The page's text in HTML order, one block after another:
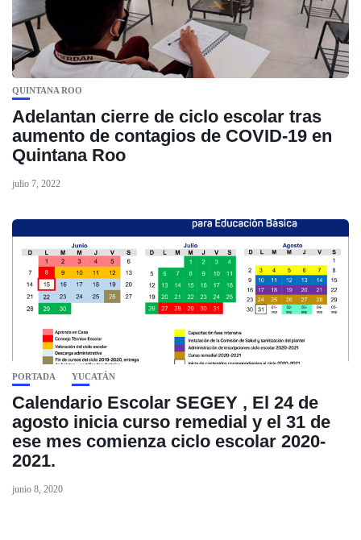
QUINTANA ROO
Adelantan cierre de ciclo escolar tras
aumento de contagios de COVID-19 en
Quintana Roo
julio 7, 2022
PORTADA YUCATÁN
Calendario Escolar SEGEY , El 24 de
agosto inicia curso remedial y el 31 de
ese mes comienza ciclo escolar 2020-
2021.
junio 8, 2020